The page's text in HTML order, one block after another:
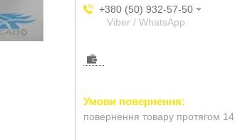
+380 (50) 932-57-50
Viber / WhatsApp
повернення товару протягом